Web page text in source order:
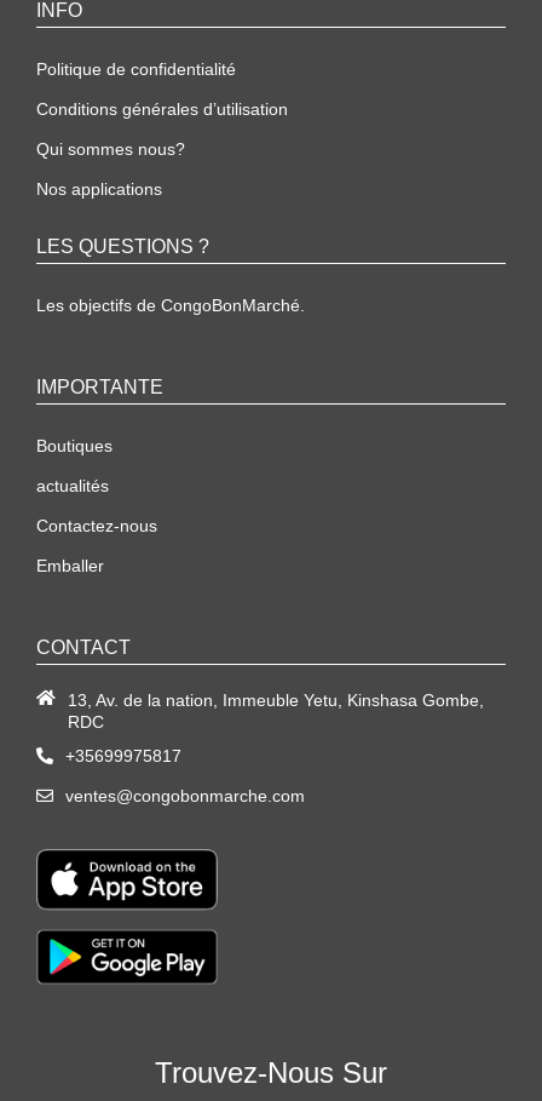
INFO
Politique de confidentialité
Conditions générales d’utilisation
Qui sommes nous?
Nos applications
LES QUESTIONS ?
Les objectifs de CongoBonMarché.
IMPORTANTE
Boutiques
actualités
Contactez-nous
Emballer
CONTACT
13, Av. de la nation, Immeuble Yetu, Kinshasa Gombe,
RDC
+35699975817
ventes@congobonmarche.com
Trouvez-Nous Sur